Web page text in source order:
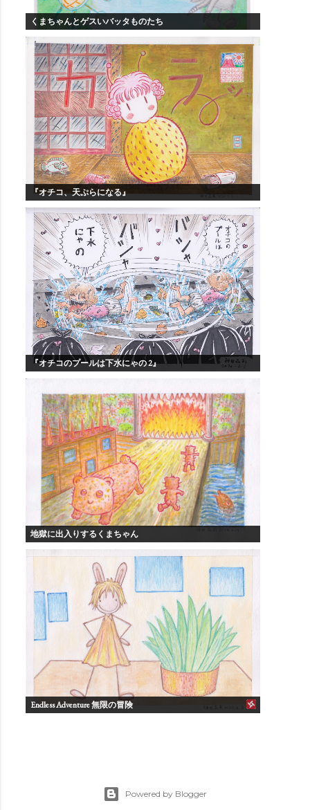
くまちゃんとゲスいバッタものたち
『オチコ、天ぷらになる』
『オチコのプールは下水にゃの 2』
地獄に出入りするくまちゃん
Endless Adventure 無限の冒険
Powered by Blogger